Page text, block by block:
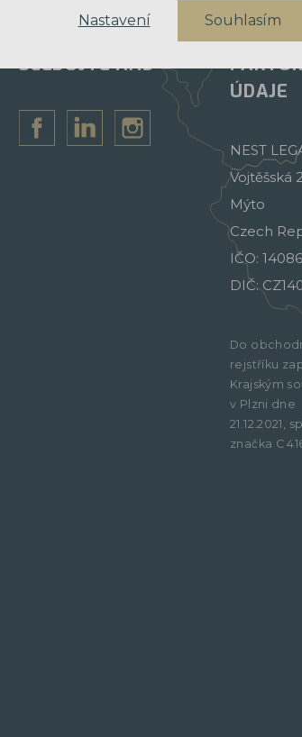
SLEDUJTE NÁS
ÚDAJE
NEST
Vojtěšská
Mýto
Czech
IČO:
DIČ:
Do
rejstříku
Krajským
v Plzni dne
21.12.2021,
značka C
Nastavení Souhlasím